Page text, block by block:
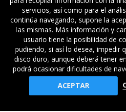
Visado de documentos
Ventanilla única
Políticas legales
© Gipuzkoako Industri Ingeniariaren
Oficial de Ingenieros Industriales de
servicios, así como para el
continúa navegando, supone la
las mismas. Más información y
usuario tiene la posibilidad de
pudiendo, si así lo desea, impedir
disco duro, aunque deberá tener
podrá ocasionar dificultades de
ACEPTAR